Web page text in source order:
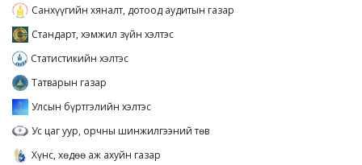
Санхүүгийн хяналт, дотоод аудитын газар
Стандарт, хэмжил зүйн хэлтэс
Статистикийн хэлтэс
Татварын газар
Улсын бүртгэлийн хэлтэс
Ус цаг уур, орчны шинжилгээний төв
Хүнс, хөдөө аж ахуйн газар